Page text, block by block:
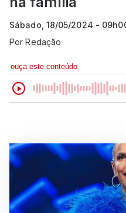
Sábado, 18/05/2024 -
PorRedação
ouça este conteúdo